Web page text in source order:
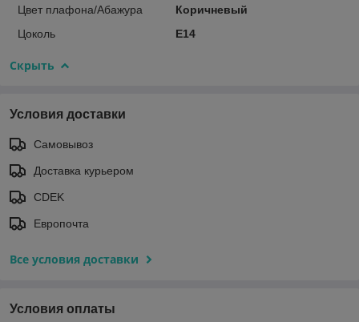
Цвет плафона/Абажура
Коричневый
Цоколь
E14
Скрыть
Условия доставки
Самовывоз
Доставка курьером
CDEK
Европочта
Все условия доставки
Условия оплаты